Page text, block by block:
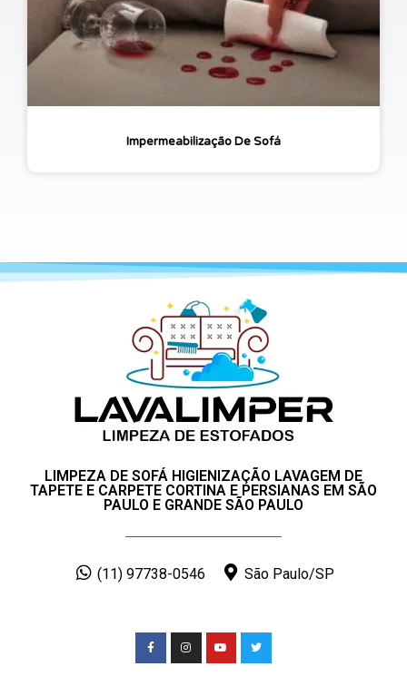
Impermeabilização De Sofá
LIMPEZA DE SOFÁ HIGIENIZAÇÃO LAVAGEM DE
TAPETE E CARPETE CORTINA E PERSIANAS EM SÃO
PAULO E GRANDE SÃO PAULO
(11) 97738-0546 São Paulo/SP